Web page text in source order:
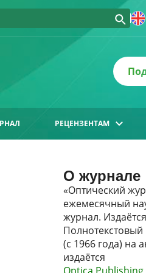
РЕЦЕНЗЕНТАМ
О журнале
«Оптический
ежемесячный
журнал.
(с 1966 года) на
издаётся